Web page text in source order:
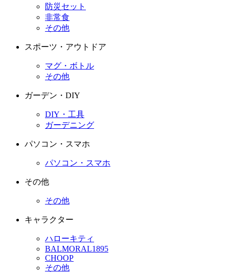
防災セット
非常食
その他
スポーツ・アウトドア
マグ・ボトル
その他
ガーデン・DIY
DIY・工具
ガーデニング
パソコン・スマホ
パソコン・スマホ
その他
その他
キャラクター
ハローキティ
BALMORAL1895
CHOOP
その他